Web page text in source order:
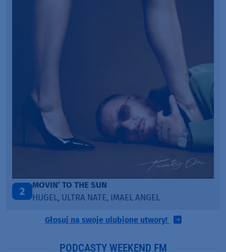
3
TAŃCZ!
BLETKA
Głosuj na swoje ulubione utwory!
PODCASTY WEEKEND FM